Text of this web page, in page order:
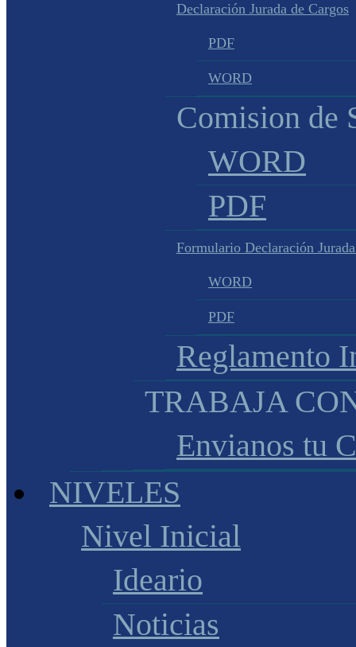
Declaración Jurada de Cargos
PDF
WORD
Comision de
WORD
PDF
Formulario Declaración
WORD
PDF
Reglamento
TRABAJA
Envianos tu
NIVELES
Nivel Inicial
Ideario
Noticias